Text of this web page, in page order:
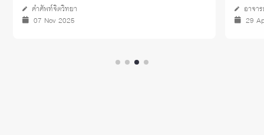
คำศัพท์จิตวิทยา
07 Nov 2025
อาจา
29